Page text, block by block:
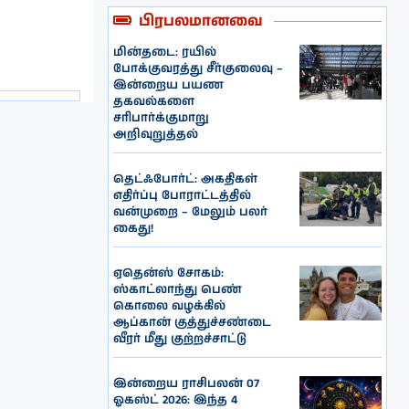
பிரபலமானவை
மின்தடை: ரயில்
போக்குவரத்து சீர்குலைவு –
இன்றைய பயண
தகவல்களை
சரிபார்க்குமாறு
அறிவுறுத்தல்
தெட்ஃபோர்ட்: அகதிகள்
எதிர்ப்பு போராட்டத்தில்
வன்முறை – மேலும் பலர்
கைது!
ஏதென்ஸ் சோகம்:
ஸ்காட்லாந்து பெண்
கொலை வழக்கில்
ஆப்கான் குத்துச்சண்டை
வீரர் மீது குற்றச்சாட்டு
இன்றைய ராசிபலன் 07
ஓகஸ்ட் 2026: இந்த 4